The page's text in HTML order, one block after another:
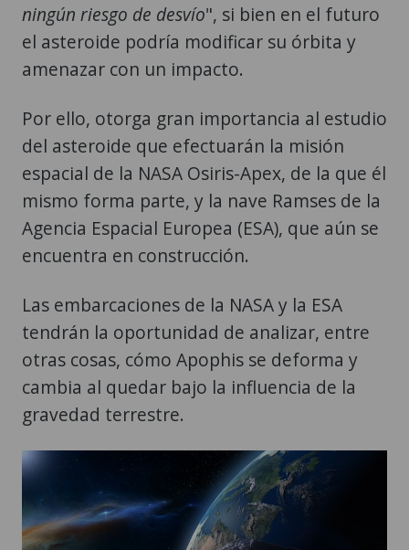
ningún riesgo de desvío", si bien en el futuro
el asteroide podría modificar su órbita y
amenazar con un impacto.
Por ello, otorga gran importancia al estudio
del asteroide que efectuarán la misión
espacial de la NASA Osiris-Apex, de la que él
mismo forma parte, y la nave Ramses de la
Agencia Espacial Europea (ESA), que aún se
encuentra en construcción.
Las embarcaciones de la NASA y la ESA
tendrán la oportunidad de analizar, entre
otras cosas, cómo Apophis se deforma y
cambia al quedar bajo la influencia de la
gravedad terrestre.